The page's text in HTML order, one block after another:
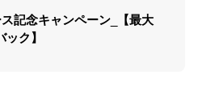
記念キャンペーン_【最大
ク】